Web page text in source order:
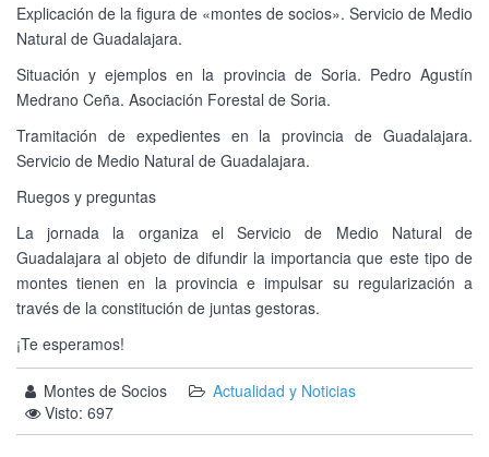
Explicación de la figura de «montes de socios». Servicio de Medio
Natural de Guadalajara.
Situación y ejemplos en la provincia de Soria. Pedro Agustín
Medrano Ceña. Asociación Forestal de Soria.
Tramitación de expedientes en la provincia de Guadalajara.
Servicio de Medio Natural de Guadalajara.
Ruegos y preguntas
La jornada la organiza el Servicio de Medio Natural de
Guadalajara al objeto de difundir la importancia que este tipo de
montes tienen en la provincia e impulsar su regularización a
través de la constitución de juntas gestoras.
¡Te esperamos!
Montes de Socios
Actualidad y Noticias
Visto: 697